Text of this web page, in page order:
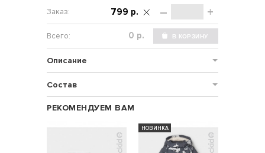
– +
799 р.
р.
Описание
Состав
РЕКОМЕНДУЕМ ВАМ
НОВИНКА